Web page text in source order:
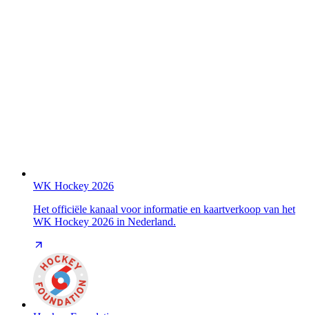
WK Hockey 2026
Het officiële kanaal voor informatie en kaartverkoop van het
WK Hockey 2026 in Nederland.